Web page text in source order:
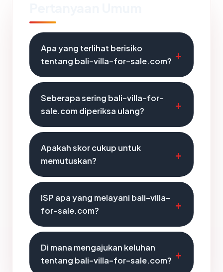
Apa yang terlihat berisiko
tentang bali-villa-for-sale.com?
Seberapa sering bali-villa-for-
sale.com diperiksa ulang?
Apakah skor cukup untuk
memutuskan?
ISP apa yang melayani bali-villa-
for-sale.com?
Di mana mengajukan keluhan
tentang bali-villa-for-sale.com?